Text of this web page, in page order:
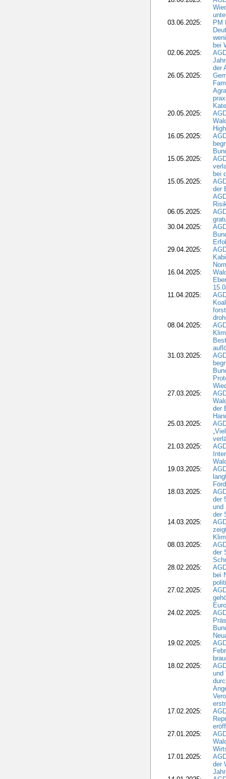
03.06.2025:
PM
bei
02.06.2025:
der
26.05.2025:
20.05.2025:
16.05.2025:
15.05.2025:
bei
15.05.2025:
der
06.05.2025:
30.04.2025:
29.04.2025:
16.04.2025:
11.04.2025:
08.04.2025:
31.03.2025:
27.03.2025:
der
25.03.2025:
21.03.2025:
19.03.2025:
18.03.2025:
der
und
der
14.03.2025:
08.03.2025:
der
28.02.2025:
bei
27.02.2025:
24.02.2025:
19.02.2025:
18.02.2025:
und
17.02.2025:
27.01.2025:
17.01.2025:
der